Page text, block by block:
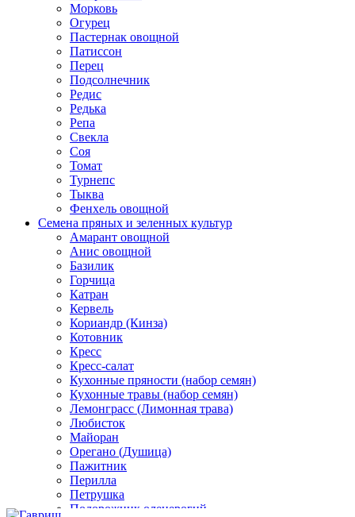
Морковь
Огурец
Пастернак овощной
Патиссон
Перец
Подсолнечник
Редис
Редька
Репа
Свекла
Соя
Томат
Турнепс
Тыква
Фенхель овощной
Семена пряных и зеленных культур
Амарант овощной
Анис овощной
Базилик
Горчица
Катран
Кервель
Кориандр (Кинза)
Котовник
Кресс
Кресс-салат
Кухонные пряности (набор семян)
Кухонные травы (набор семян)
Лемонграсс (Лимонная трава)
Любисток
Майоран
Орегано (Душица)
Пажитник
Перилла
Петрушка
Подорожник оленерогий